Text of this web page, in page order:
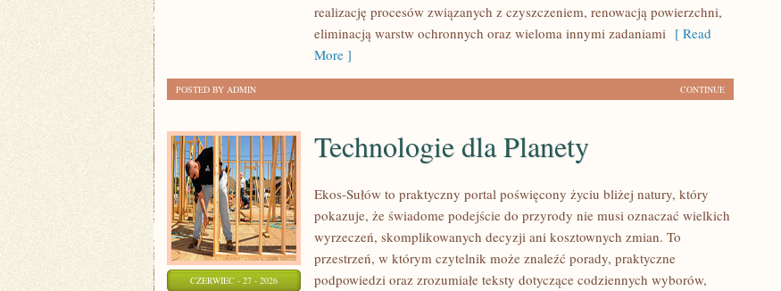
realizację procesów związanych z czyszczeniem, renowacją powierzchni,
eliminacją warstw ochronnych oraz wieloma innymi zadaniami [ Read
More ]
CONTINUE
POSTED BY ADMIN
CZERWIEC - 27 - 2026
Technologie dla Planety
Ekos-Sułów to praktyczny portal poświęcony życiu bliżej natury, który
pokazuje, że świadome podejście do przyrody nie musi oznaczać wielkich
wyrzeczeń, skomplikowanych decyzji ani kosztownych zmian. To
przestrzeń, w którym czytelnik może znaleźć porady, praktyczne
podpowiedzi oraz zrozumiałe teksty dotyczące codziennych wyborów,